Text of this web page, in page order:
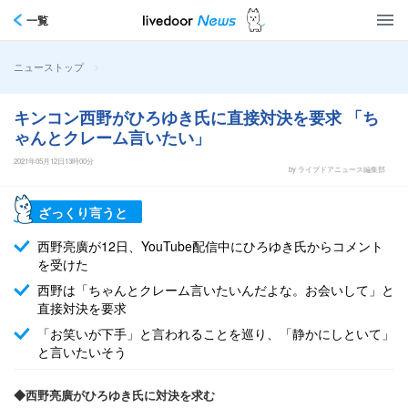
一覧
ニューストップ >
キンコン西野がひろゆき氏に直接対決を要求 「ち
ゃんとクレーム言いたい」
2021年05月12日13時00分
by ライブドアニュース編集部
ざっくり言うと
西野亮廣が12日、YouTube配信中にひろゆき氏からコメント
を受けた
西野は「ちゃんとクレーム言いたいんだよな。お会いして」と
直接対決を要求
「お笑いが下手」と言われることを巡り、「静かにしといて」
と言いたいそう
◆西野亮廣がひろゆき氏に対決を求む